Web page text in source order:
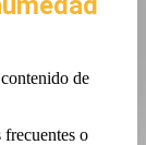
de
o